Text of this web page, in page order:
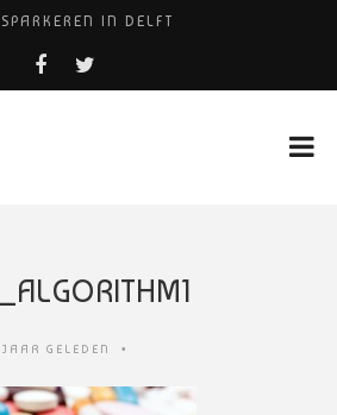
IN DELFT
POMPEÏ ￼
ON THE SPOT!
GELEDEN •